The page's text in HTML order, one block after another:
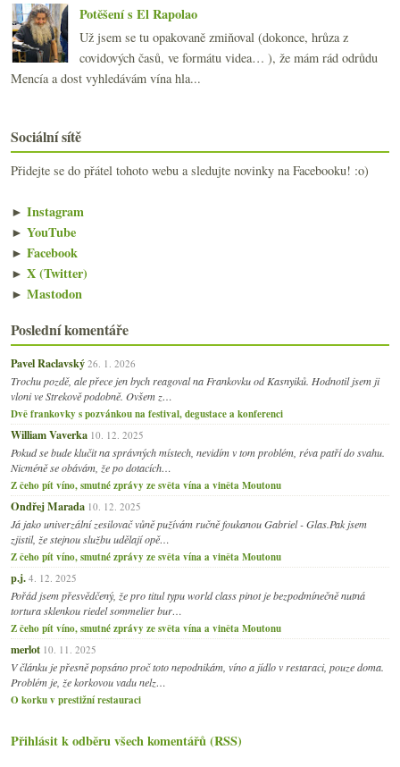
Potěšení s El Rapolao
Už jsem se tu opakovaně zmiňoval (dokonce, hrůza z
covidových časů, ve formátu videa… ), že mám rád odrůdu
Mencía a dost vyhledávám vína hla...
Sociální sítě
Přidejte se do přátel tohoto webu a sledujte novinky na Facebooku! :o)
► Instagram
► YouTube
► Facebook
► X (Twitter)
► Mastodon
Poslední komentáře
Pavel Raclavský 26. 1. 2026
Trochu pozdě, ale přece jen bych reagoval na Frankovku od Kasnyiků. Hodnotil jsem ji
vloni ve Strekově podobně. Ovšem z…
Dvě frankovky s pozvánkou na festival, degustace a konferenci
William Vaverka 10. 12. 2025
Pokud se bude klučit na správných místech, nevidím v tom problém, réva patří do svahu.
Nicméně se obávám, že po dotacích…
Z čeho pít víno, smutné zprávy ze světa vína a viněta Moutonu
Ondřej Marada 10. 12. 2025
Já jako univerzální zesilovač vůně pužívám ručně foukanou Gabriel - Glas.Pak jsem
zjistil, že stejnou službu udělají opě…
Z čeho pít víno, smutné zprávy ze světa vína a viněta Moutonu
p.j. 4. 12. 2025
Pořád jsem přesvědčený, že pro titul typu world class pinot je bezpodmínečně nutná
tortura sklenkou riedel sommelier bur…
Z čeho pít víno, smutné zprávy ze světa vína a viněta Moutonu
merlot 10. 11. 2025
V článku je přesně popsáno proč toto nepodnikám, víno a jídlo v restaraci, pouze doma.
Problém je, že korkovou vadu nelz…
O korku v prestižní restauraci
Přihlásit k odběru všech komentářů (RSS)